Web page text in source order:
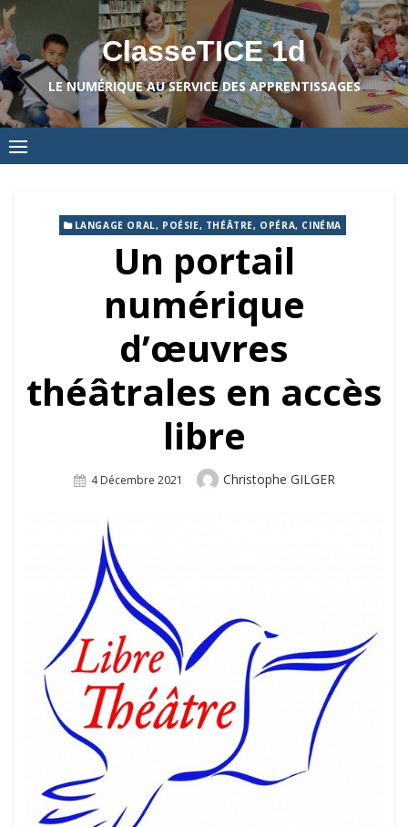
Skip
to
content
ClasseTICE 1d
LE NUMÉRIQUE AU SERVICE DES APPRENTISSAGES
LANGAGE ORAL, POÉSIE, THÉÂTRE, OPÉRA, CINÉMA
Un portail
numérique
d’œuvres
théâtrales en accès
libre
Posted
4 Décembre 2021 Author
Christophe GILGER